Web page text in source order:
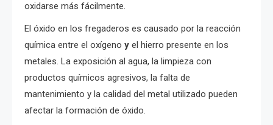
oxidarse más fácilmente.
El óxido en los fregaderos es causado por la reacción
química entre el oxígeno y el hierro presente en los
metales. La exposición al agua, la limpieza con
productos químicos agresivos, la falta de
mantenimiento y la calidad del metal utilizado pueden
afectar la formación de óxido.